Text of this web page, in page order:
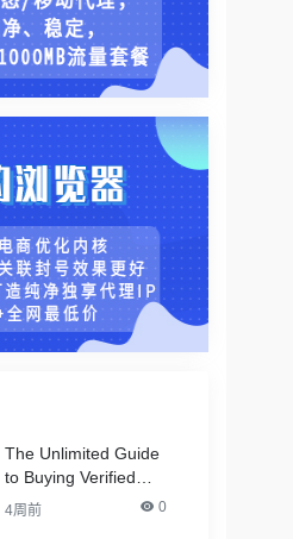
The Unlimited Guide
to Buying Verified
PayPal Accounts –
4周前 0